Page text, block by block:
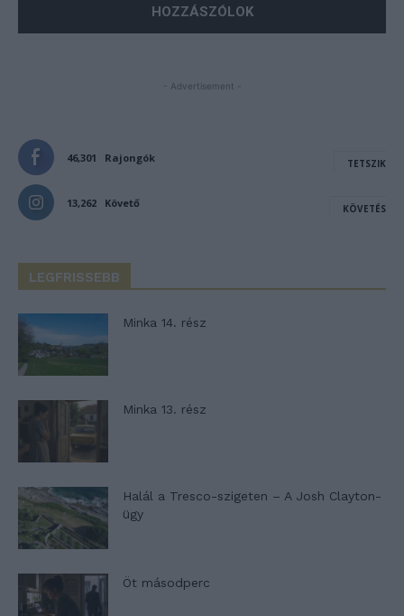
- Advertisement -
46,301 Rajongók TETSZIK
13,262 Követő KÖVETÉS
LEGFRISSEBB
Minka 14. rész
Minka 13. rész
Halál a Tresco-szigeten – A Josh Clayton-
ügy
Öt másodperc